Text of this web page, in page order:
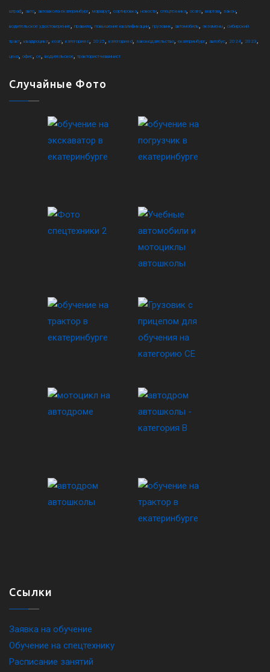
штраф, авто, автошкола екатеринбург, маршрут, сортировка, новости, спецтехника, осаго, шарташ, закон,
водительское удостоверение, правила, повышение квалификации, грузовик, автомобиль, экзамены, сибирский
тракт, квадроцикл, коап, категория c, 2025, категория d, законодательство, екатеринбург, автобус, 2024, 2023,
цена, офис, ce, водительское, тракторист-машинист
Случайные Фото
Ссылки
Заявка на обучение
Обучение на спецтехнику
Расписание занятий